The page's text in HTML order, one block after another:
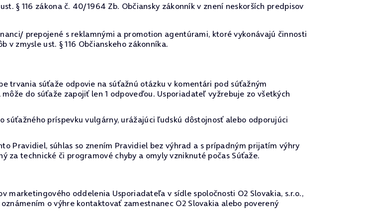
§ 116 zákona č. 40/1964 Zb. Občiansky zákonník v znení neskorších predpisov
prepojené s reklamnými a promotion agentúrami, ktoré vykonávajú činnosti
v zmysle ust. § 116 Občianskeho zákonníka.
trvania súťaže odpovie na súťažnú otázku v komentári pod súťažným
do súťaže zapojiť len 1 odpoveďou. Usporiadateľ vyžrebuje zo všetkých
príspevku vulgárny, urážajúci ľudskú dôstojnosť alebo odporujúci
Pravidiel, súhlas so znením Pravidiel bez výhrad a s prípadným prijatím výhry
za technické či programové chyby a omyly vzniknuté počas Súťaže.
oddelenia Usporiadateľa v sídle spoločnosti O2 Slovakia, s.r.o.,
o výhre kontaktovať zamestnanec O2 Slovakia alebo poverený